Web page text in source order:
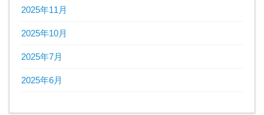
2025年11月
2025年10月
2025年7月
2025年6月